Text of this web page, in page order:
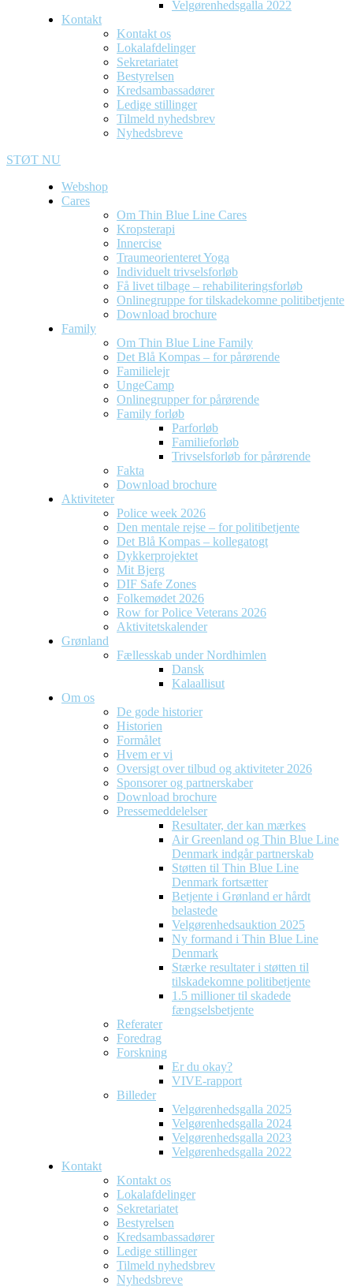
Velgørenhedsgalla 2022
Kontakt
Kontakt os
Lokalafdelinger
Sekretariatet
Bestyrelsen
Kredsambassadører
Ledige stillinger
Tilmeld nyhedsbrev
Nyhedsbreve
STØT NU
Webshop
Cares
Om Thin Blue Line Cares
Kropsterapi
Innercise
Traumeorienteret Yoga
Individuelt trivselsforløb
Få livet tilbage – rehabiliteringsforløb
Onlinegruppe for tilskadekomne politibetjente
Download brochure
Family
Om Thin Blue Line Family
Det Blå Kompas – for pårørende
Familielejr
UngeCamp
Onlinegrupper for pårørende
Family forløb
Parforløb
Familieforløb
Trivselsforløb for pårørende
Fakta
Download brochure
Aktiviteter
Police week 2026
Den mentale rejse – for politibetjente
Det Blå Kompas – kollegatogt
Dykkerprojektet
Mit Bjerg
DIF Safe Zones
Folkemødet 2026
Row for Police Veterans 2026
Aktivitetskalender
Grønland
Fællesskab under Nordhimlen
Dansk
Kalaallisut
Om os
De gode historier
Historien
Formålet
Hvem er vi
Oversigt over tilbud og aktiviteter 2026
Sponsorer og partnerskaber
Download brochure
Pressemeddelelser
Resultater, der kan mærkes
Air Greenland og Thin Blue Line
Denmark indgår partnerskab
Støtten til Thin Blue Line
Denmark fortsætter
Betjente i Grønland er hårdt
belastede
Velgørenhedsauktion 2025
Ny formand i Thin Blue Line
Denmark
Stærke resultater i støtten til
tilskadekomne politibetjente
1.5 millioner til skadede
fængselsbetjente
Referater
Foredrag
Forskning
Er du okay?
VIVE-rapport
Billeder
Velgørenhedsgalla 2025
Velgørenhedsgalla 2024
Velgørenhedsgalla 2023
Velgørenhedsgalla 2022
Kontakt
Kontakt os
Lokalafdelinger
Sekretariatet
Bestyrelsen
Kredsambassadører
Ledige stillinger
Tilmeld nyhedsbrev
Nyhedsbreve